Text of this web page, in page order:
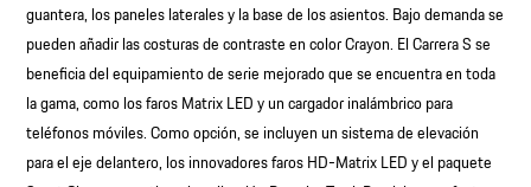
guantera, los paneles laterales y la base de los asientos. Bajo demanda se
pueden añadir las costuras de contraste en color Crayon. El Carrera S se
beneficia del equipamiento de serie mejorado que se encuentra en toda
la gama, como los faros Matrix LED y un cargador inalámbrico para
teléfonos móviles. Como opción, se incluyen un sistema de elevación
para el eje delantero, los innovadores faros HD-Matrix LED y el paquete